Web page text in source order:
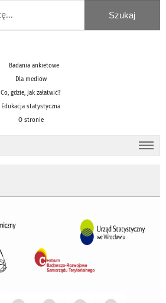
Badania ankietowe
Dla mediów
Co, gdzie, jak załatwić?
Edukacja statystyczna
O stronie